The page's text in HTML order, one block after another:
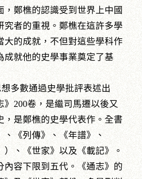
，鄭樵的認識受到世界上中國
究者的重視。鄭樵在這許多學
大的成就，不但對這些學科作
成就他的史學事業奠定了基
多數通過史學批評表述出
》200卷，是繼司馬遷以後又
，是鄭樵的史學代表作。全書
、《列傳》、《年譜》、
）、《世家》以及《載記》。
內容下限到五代。《通志》的